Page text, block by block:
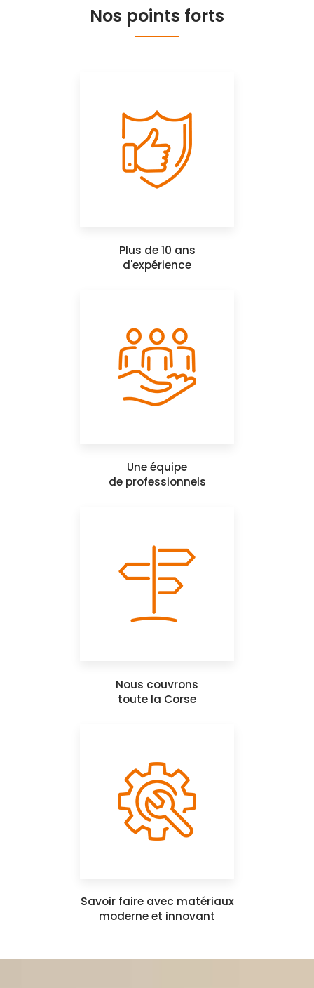
Nos points forts
Plus de 10 ans
d'expérience
Une équipe
de professionnels
Nous couvrons
toute la Corse
Savoir faire avec matériaux
moderne et innovant